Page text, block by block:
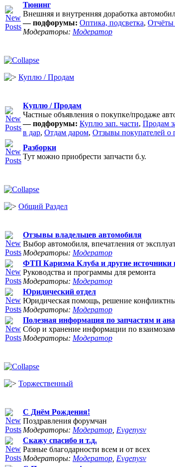
Тюнинг
Внешняя и внутренняя доработка
— подфорумы: Оптика, подсветка, Отчёты
Модераторы: Модератор
Куплю / Продам
Куплю / Продам
Частные объявления о покупке/продаже
— подфорумы: Куплю зап. части, Продам
в дар, Отдам даром, Отзывы покупателей о
Разборки
Тут можно приобрести запчасти б.у.
Общий Раздел
Отзывы владельцев автомобиля
Выбор автомобиля, впечатления от
Модераторы: Модератор
ФТП Каризма Клуба и другие источники
Руководства и программы для ремонта
Модераторы: Модератор
Юридический отдел
Юридическая помощь, решение
Модераторы: Модератор
Полезная информация по запчастям и
Сбор и хранение информации по
Модераторы: Модератор
Торжественный
С Днём Рождения!
Поздравления форумчан
Модераторы: Модератор Evgenysv
Скажу спасибо и т.д.
Разные благодарности всем и от всех
Модераторы: Модератор Evgenysv